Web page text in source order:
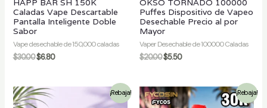
HAPP BAR SH 150K
Caladas Vape Descartable
Pantalla Inteligente Doble
Sabor
Vape desechable de 150,000 caladas
$30.00$6.80
OKSO TORNADO 100000
Puffes Dispositivo de Vapeo
Desechable Precio al por
Mayor
Vaper Desechable de 100000 Caladas
$20.00$5.50
¡Rebaja! ¡Rebaja!